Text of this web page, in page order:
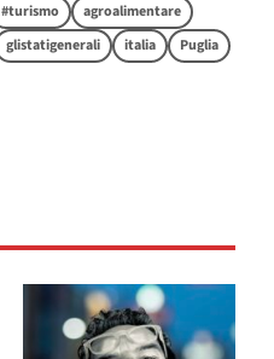
#turismo
agroalimentare
glistatigenerali italia
Puglia